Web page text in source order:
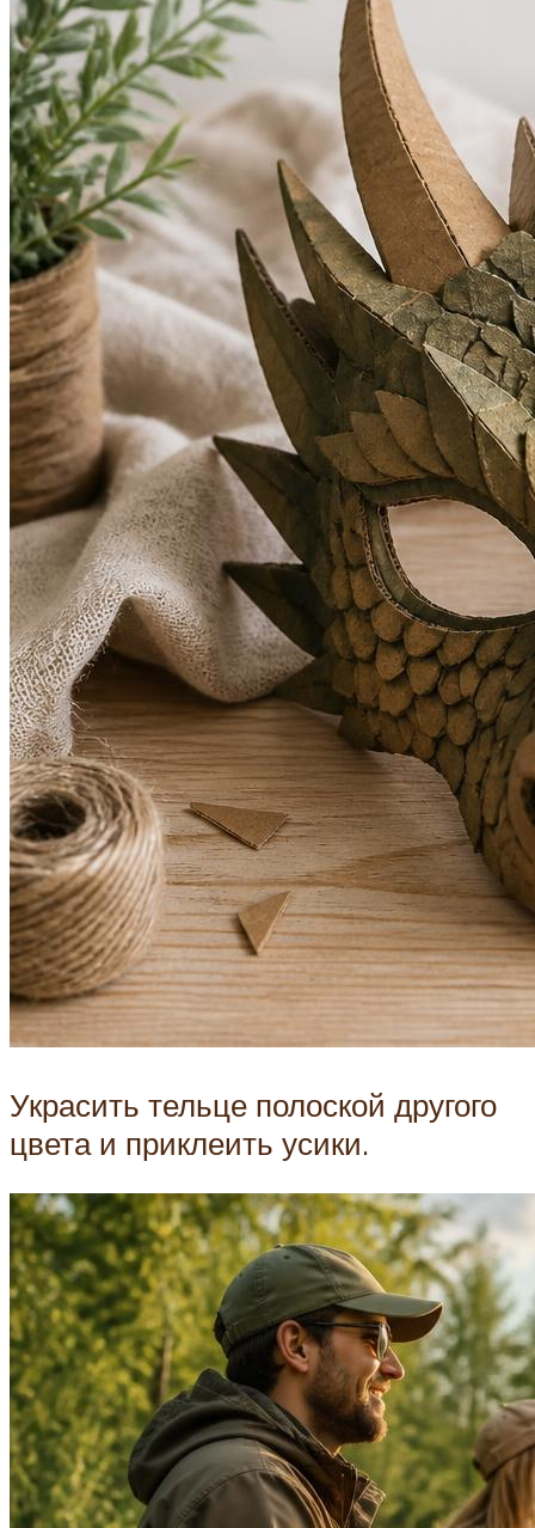
Украсить тельце полоской другого
цвета и приклеить усики.